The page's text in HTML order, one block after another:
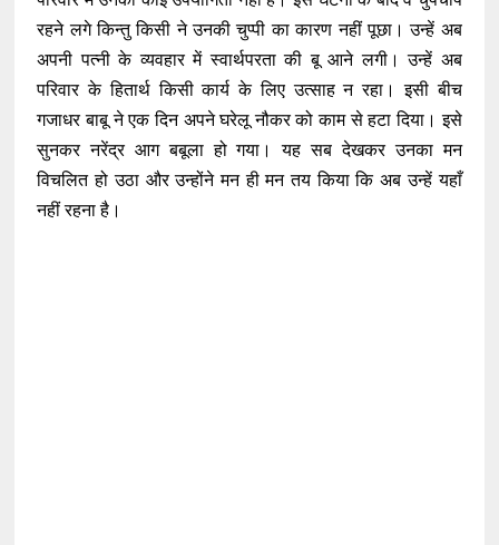
रहने लगे किन्तु किसी ने उनकी चुप्पी का कारण नहीं पूछा। उन्हें अब
अपनी पत्नी के व्यवहार में स्वार्थपरता की बू आने लगी। उन्हें अब
परिवार के हितार्थ किसी कार्य के लिए उत्साह न रहा। इसी बीच
गजाधर बाबू ने एक दिन अपने घरेलू नौकर को काम से हटा दिया। इसे
सुनकर नरेंद्र आग बबूला हो गया। यह सब देखकर उनका मन
विचलित हो उठा और उन्होंने मन ही मन तय किया कि अब उन्हें यहाँ
नहीं रहना है।